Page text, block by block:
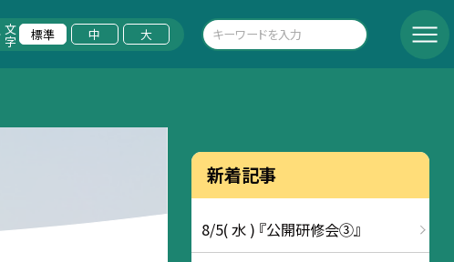
文字 標準 中 大
新着記事
8/5( 水 ) 『公開研修会③』